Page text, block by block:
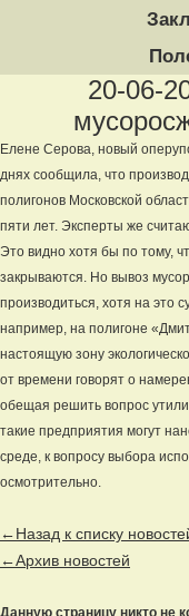
20-06-
Елене Серова, новый
днях сообщила, что
полигонов Московской
пяти лет. Эксперты же
Это видно хотя бы по тому,
закрываются. Но вывоз
производиться, хотя на это
например, на полигоне
настоящую зону
от времени говорят о
обещая решить вопрос
такие предприятия могут
среде, к вопросу выбора
осмотрительно.
←Назад к списку
←Архив новостей
Данную страницу никто не